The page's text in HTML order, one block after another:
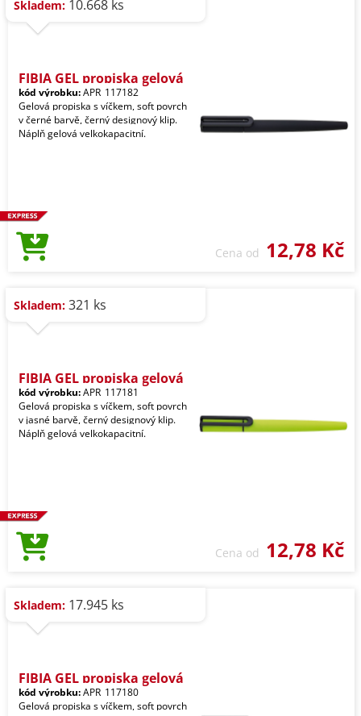
Skladem: 10.668 ks
FIBIA GEL propiska gelová
kód výrobku:APR_117182
Gelová propiska s víčkem, soft povrch
v černé barvě, černý designový klip.
Náplň gelová velkokapacitní.
Cena od 12,78 Kč
Skladem: 321 ks
FIBIA GEL propiska gelová
kód výrobku:APR_117181
Gelová propiska s víčkem, soft povrch
v jasné barvě, černý designový klip.
Náplň gelová velkokapacitní.
Cena od 12,78 Kč
Skladem: 17.945 ks
FIBIA GEL propiska gelová
kód výrobku:APR_117180
Gelová propiska s víčkem, soft povrch